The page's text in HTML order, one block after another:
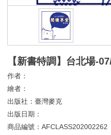
【新書特調】台北場-
作者：
繪者：
出版社： 臺灣麥克
出版日期：
商品編號： AFCLASS202002262